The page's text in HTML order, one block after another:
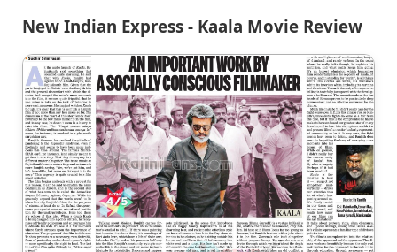
New Indian Express - Kaala Movie Review